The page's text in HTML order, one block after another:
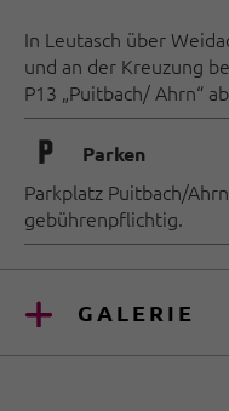
In Leutasch über
und an der Kreuzung
P13 „Puitbach/ Ahrn“
🐈 Parken
Parkplatz Puitbach/
gebührenpflichtig.
GALERIE